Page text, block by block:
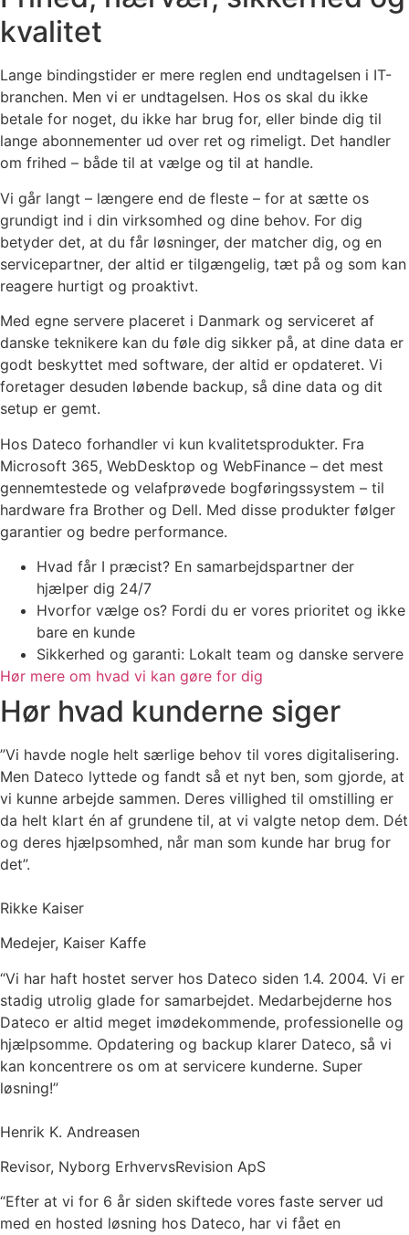
kvalitet
Lange bindingstider er mere reglen end undtagelsen i IT-
branchen. Men vi er undtagelsen. Hos os skal du ikke
betale for noget, du ikke har brug for, eller binde dig til
lange abonnementer ud over ret og rimeligt. Det handler
om frihed – både til at vælge og til at handle.
Vi går langt – længere end de fleste – for at sætte os
grundigt ind i din virksomhed og dine behov. For dig
betyder det, at du får løsninger, der matcher dig, og en
servicepartner, der altid er tilgængelig, tæt på og som kan
reagere hurtigt og proaktivt.
Med egne servere placeret i Danmark og serviceret af
danske teknikere kan du føle dig sikker på, at dine data er
godt beskyttet med software, der altid er opdateret. Vi
foretager desuden løbende backup, så dine data og dit
setup er gemt.
Hos Dateco forhandler vi kun kvalitetsprodukter. Fra
Microsoft 365, WebDesktop og WebFinance – det mest
gennemtestede og velafprøvede bogføringssystem – til
hardware fra Brother og Dell. Med disse produkter følger
garantier og bedre performance.
Hvad får I præcist? En samarbejdspartner der
hjælper dig 24/7
Hvorfor vælge os? Fordi du er vores prioritet og ikke
bare en kunde
Sikkerhed og garanti: Lokalt team og danske servere
Hør mere om hvad vi kan gøre for dig
Hør hvad kunderne siger
”Vi havde nogle helt særlige behov til vores digitalisering.
Men Dateco lyttede og fandt så et nyt ben, som gjorde, at
vi kunne arbejde sammen. Deres villighed til omstilling er
da helt klart én af grundene til, at vi valgte netop dem. Dét
og deres hjælpsomhed, når man som kunde har brug for
det”.
Rikke Kaiser
Medejer, Kaiser Kaffe
“Vi har haft hostet server hos Dateco siden 1.4. 2004. Vi er
stadig utrolig glade for samarbejdet. Medarbejderne hos
Dateco er altid meget imødekommende, professionelle og
hjælpsomme. Opdatering og backup klarer Dateco, så vi
kan koncentrere os om at servicere kunderne. Super
løsning!”
Henrik K. Andreasen
Revisor, Nyborg ErhvervsRevision ApS
“Efter at vi for 6 år siden skiftede vores faste server ud
med en hosted løsning hos Dateco, har vi fået en